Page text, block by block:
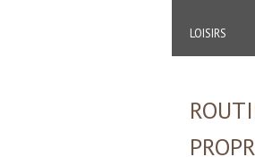
LOISIRS